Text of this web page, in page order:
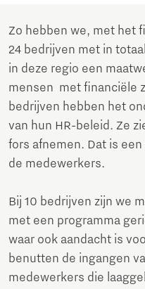
Zo hebben we, met het
24 bedrijven met in
in deze regio een
mensen met financiële
bedrijven hebben het
van hun HR-beleid. Ze
fors afnemen. Dat is
de medewerkers.
Bij 10 bedrijven zijn we
met een programma
waar ook aandacht is
benutten de ingangen
medewerkers die